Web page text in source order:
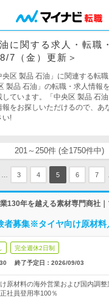
に関する求人・転職
7（金）更新＞
区 製品 石油」に関連する転
製品 石油」の転職・求人情報
ています。「中央区 製品 石
報をお探しいただけるので、あ
い!
201～250件 (全1750件中)
3 4 5 6 7
130年を越える素材専門商社
者募集※タイヤ向け原材
完全週休2日制
終了予定日： 2026/09/03
原材料の海外営業および国内調
社員登用率100％